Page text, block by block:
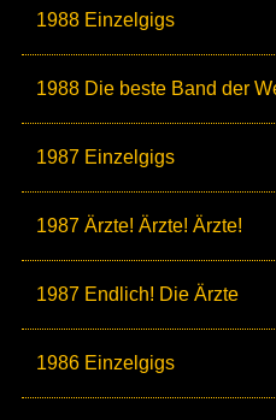
1988 Einzelgigs
1988 Die beste Band der
1987 Einzelgigs
1987 Ärzte! Ärzte! Ärzte!
1987 Endlich! Die Ärzte
1986 Einzelgigs